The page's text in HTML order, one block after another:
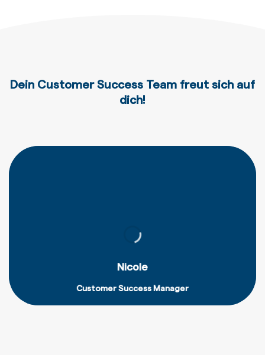
Dein Customer Success Team freut sich auf
dich!
Nicole
Customer Success Manager